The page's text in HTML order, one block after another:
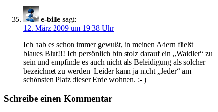
e-bille sagt:
12. März 2009 um 19:38 Uhr
Ich hab es schon immer gewußt, in meinen Adern fließt
blaues Blut!!! Ich persönlich bin stolz darauf ein „Waidler“ zu
sein und empfinde es auch nicht als Beleidigung als solcher
bezeichnet zu werden. Leider kann ja nicht „Jeder“ am
schönsten Platz dieser Erde wohnen. :- )
Schreibe einen Kommentar